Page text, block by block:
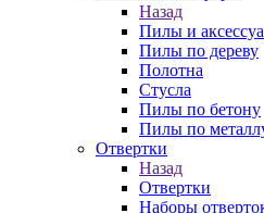
Назад
Пилы и
Пилы по дереву
Полотна
Стусла
Пилы по бетону
Пилы по
Отвертки
Назад
Отвертки
Наборы